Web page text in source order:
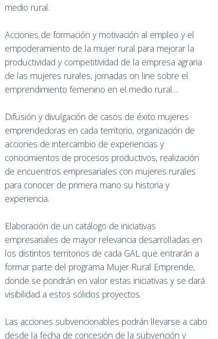
medio rural.
Acciones de formación y motivación al empleo y el
empoderamiento de la mujer rural para mejorar la
productividad y competitividad de la empresa agraria
de las mujeres rurales, jornadas on line sobre el
emprendimiento femenino en el medio rural…
Difusión y divulgación de casos de éxito mujeres
emprendedoras en cada territorio, organización de
acciones de intercambio de experiencias y
conocimientos de procesos productivos, realización
de encuentros empresariales con mujeres rurales
para conocer de primera mano su historia y
experiencia.
Elaboración de un catálogo de iniciativas
empresariales de mayor relevancia desarrolladas en
los distintos territorios de cada GAL que entrarán a
formar parte del programa Mujer Rural Emprende,
donde se pondrán en valor estas iniciativas y se dará
visibilidad a estos sólidos proyectos.
Las acciones subvencionables podrán llevarse a cabo
desde la fecha de concesión de la subvención y